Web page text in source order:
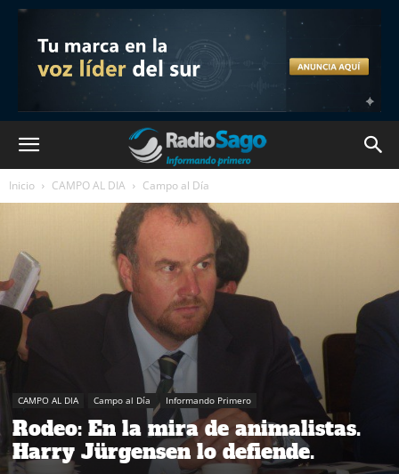
Inicio CAMPO AL DIA Campo al Día
CAMPO AL DIA Campo al Día Informando Primero
Rodeo: En la mira de animalistas.
Harry Jürgensen lo defiende.